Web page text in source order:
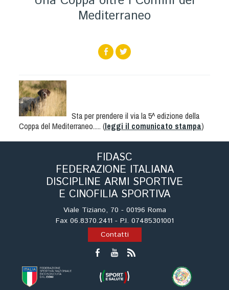
Mediterraneo
Sta per prendere il via la 5^ edizione della
Coppa del Mediterraneo..... (leggi il comunicato stampa)
FIDASC
FEDERAZIONE ITALIANA
DISCIPLINE ARMI SPORTIVE
E CINOFILIA SPORTIVA
Viale Tiziano, 70 - 00196 Roma
Fax 06.8370.2411 - P.I. 07485301001
Contatti
Convenzioni
Tesserati
Albo Fornitori
Direttori di Gara
Calendario Manifestazioni
Organi di Giustizia - Dispositivi
Modelli e moduli
Albo Atleti Cinofili
Guida Locandine Ufficiali
Tiro di Campagna
English e Training Sporting